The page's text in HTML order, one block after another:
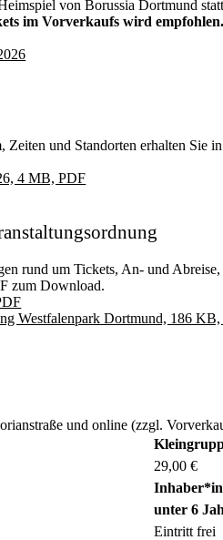
von Borussia Dortmund
im Vorverkaufs wird empfohlen.
und Standorten erhalten Sie
4 MB, PDF
rund um Tickets, An- und
zum Download.
Westfalenpark Dortmund, 186
und online (zzgl.
29,00 €
unter 6
Eintritt frei